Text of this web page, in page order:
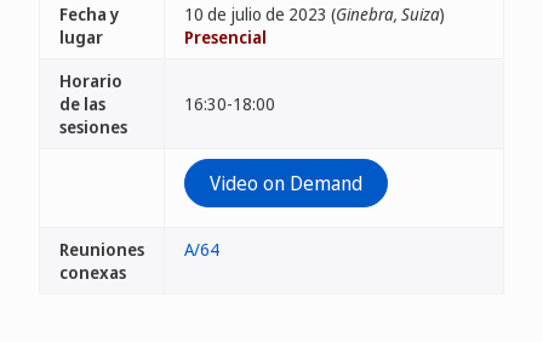
Fecha y
lugar
10 de julio de 2023 (Ginebra, Suiza)
Presencial
Horario
de las
sesiones
16:30-18:00
Video on Demand
Reuniones
conexas
A/64